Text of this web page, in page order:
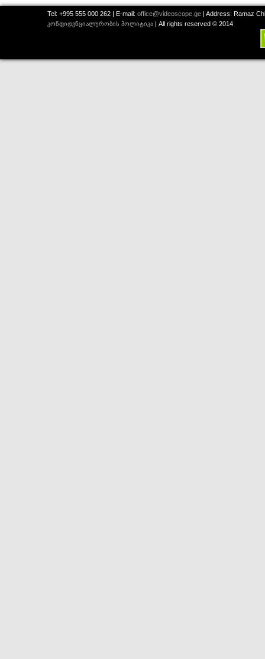
Tel: +995 555 000 262 | E-mail: office@videoscope.ge | Address: Ramaz
კონფიდენციალურობის პოლიტიკა | All rights reserved © 2014